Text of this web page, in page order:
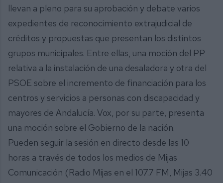
llevan a pleno para su aprobación y debate varios
expedientes de reconocimiento extrajudicial de
créditos y propuestas que presentan los distintos
grupos municipales. Entre ellas, una moción del PP
relativa a la instalación de una desaladora y otra del
PSOE sobre el incremento de financiación para los
centros y servicios a personas con discapacidad y
mayores de Andalucía. Vox, por su parte, presenta
una moción sobre el Gobierno de la nación.
Pueden seguir la sesión en directo desde las 10
horas a través de todos los medios de Mijas
Comunicación (Radio Mijas en el 107.7 FM, Mijas 3.40